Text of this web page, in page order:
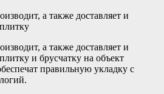
а также доставляет и
а также доставляет и
и брусчатку на объект
правильную укладку с